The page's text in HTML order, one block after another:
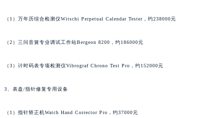
（1）万年历综合检测仪Witschi Perpetual Calendar Tester，约238000元
（2）三问音簧专业调试工作站Bergeon 8200，约186000元
（3）计时码表专项检测仪Vibrograf Chrono Test Pro，约152000元
3、表盘/指针修复专用设备
（1）指针矫正机Watch Hand Corrector Pro，约37000元